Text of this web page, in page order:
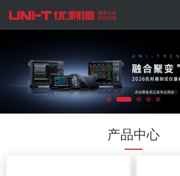
产品中心